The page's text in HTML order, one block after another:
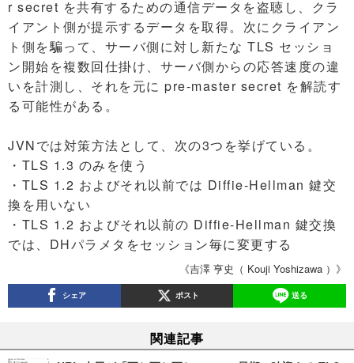
r secret を共有するための通信データを盗聴し、クラ
イアント側が提示するデータを取得。次にクライアン
ト側を騙って、サーバ側に対し新たな TLS セッショ
ン開始を複数回仕掛け、サーバ側からの応答速度の違
いを計測し、それを元に pre-master secret を解読す
る可能性がある。
JVNでは対策方法として、次の3つを挙げている。
・TLS 1.3 のみを使う
・TLS 1.2 およびそれ以前では Diffie-Hellman 鍵交
換を用いない
・TLS 1.2 およびそれ以前の Diffie-Hellman 鍵交換
では、DHパラメタをセッション毎に変更する
《吉澤 亨史（ Kouji Yoshizawa ）》
シェア ポスト 送る
関連記事